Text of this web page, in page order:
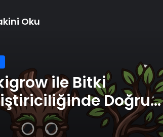
Oku
ile Bitki
Doğru
ve Ürün Seçimi